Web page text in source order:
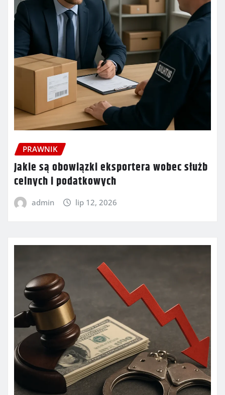
PRAWNIK
Jakie są obowiązki eksportera wobec służb
celnych i podatkowych
admin lip 12, 2026